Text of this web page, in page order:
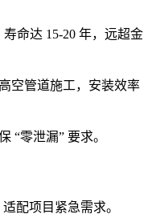
命达 15-20 年，远超金
空管道施工，安装效率
“零泄漏” 要求。
配项目紧急需求。